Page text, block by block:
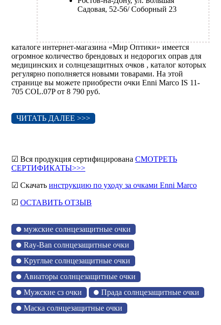
Садовая, 52-56/ Соборный 23
каталоге интернет-магазина «Мир Оптики» имеется
огромное количество брендовых и недорогих оправ для
медицинских и солнцезащитных очков , каталог которых
регулярно пополняется новыми товарами. На этой
странице вы можете приобрести очки Enni Marco IS 11-
705 COL.07P от 8 790 руб.
ЧИТАТЬ ДАЛЕЕ >>>
☑ Вся продукция сертифицирована СМОТРЕТЬ
СЕРТИФИКАТЫ>>>
☑ Скачать инструкцию по уходу за очками Enni Marco
☑ ОСТАВИТЬ ОТЗЫВ
мужские солнцезащитные очки
Ray-Ban солнцезащитные очки
Круглые солнцезащитные очки
Авиаторы солнцезащитные очки
Мужские сз очки
Прада солнцезащитные очки
Маска солнцезащитные очки